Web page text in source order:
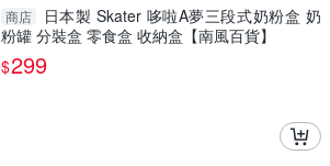
商店
日本製 Skater 哆啦A夢三段式奶粉盒 奶
粉罐 分裝盒 零食盒 收納盒【南風百貨】
$299